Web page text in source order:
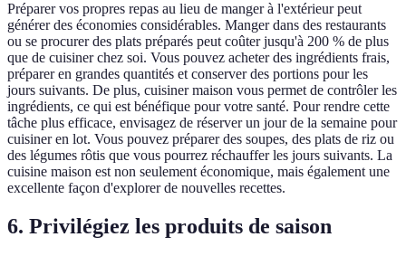
Préparer vos propres repas au lieu de manger à l'extérieur peut
générer des économies considérables. Manger dans des restaurants
ou se procurer des plats préparés peut coûter jusqu'à 200 % de plus
que de cuisiner chez soi. Vous pouvez acheter des ingrédients frais,
préparer en grandes quantités et conserver des portions pour les
jours suivants. De plus, cuisiner maison vous permet de contrôler les
ingrédients, ce qui est bénéfique pour votre santé. Pour rendre cette
tâche plus efficace, envisagez de réserver un jour de la semaine pour
cuisiner en lot. Vous pouvez préparer des soupes, des plats de riz ou
des légumes rôtis que vous pourrez réchauffer les jours suivants. La
cuisine maison est non seulement économique, mais également une
excellente façon d'explorer de nouvelles recettes.
6. Privilégiez les produits de saison